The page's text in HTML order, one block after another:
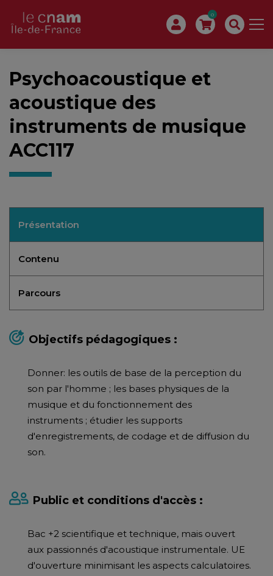
0
Psychoacoustique et
acoustique des
instruments de musique
ACC117
Présentation
Contenu
Parcours
Objectifs pédagogiques :
Donner: les outils de base de la perception du
son par l'homme ; les bases physiques de la
musique et du fonctionnement des
instruments ; étudier les supports
d'enregistrements, de codage et de diffusion du
son.
Public et conditions d'accès :
Bac +2 scientifique et technique, mais ouvert
aux passionnés d'acoustique instrumentale. UE
d'ouverture minimisant les aspects calculatoires.